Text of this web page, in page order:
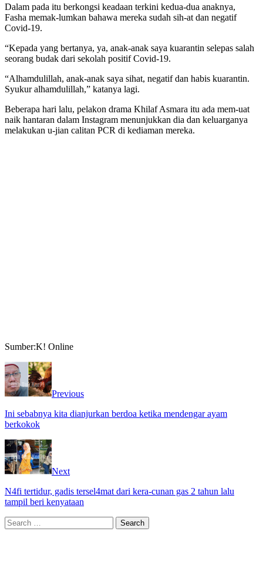
Dalam pada itu berkongsi keadaan terkini kedua-dua anaknya,
Fasha memak-lumkan bahawa mereka sudah sih-at dan negatif
Covid-19.
“Kepada yang bertanya, ya, anak-anak saya kuarantin selepas salah
seorang budak dari sekolah positif Covid-19.
“Alhamdulillah, anak-anak saya sihat, negatif dan habis kuarantin.
Syukur alhamdulillah,” katanya lagi.
Beberapa hari lalu, pelakon drama Khilaf Asmara itu ada mem-uat
naik hantaran dalam Instagram menunjukkan dia dan keluarganya
melakukan u-jian calitan PCR di kediaman mereka.
Sumber:K! Online
Previous
Ini sebabnya kita dianjurkan berdoa ketika mendengar ayam
berkokok
Next
N4fi tertidur, gadis tersel4mat dari kera-cunan gas 2 tahun lalu
tampil beri kenyataan
Search
for: